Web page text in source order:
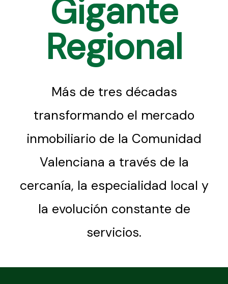
Gigante
Regional
Más de tres décadas
transformando el mercado
inmobiliario de la Comunidad
Valenciana a través de la
cercanía, la especialidad local y
la evolución constante de
servicios.